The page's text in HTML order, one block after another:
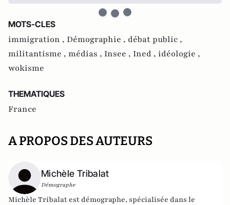
MOTS-CLES
immigration , Démographie , débat public ,
militantisme , médias , Insee , Ined , idéologie ,
wokisme
THEMATIQUES
France
A PROPOS DES AUTEURS
Michèle Tribalat
Démographe
Michèle Tribalat est démographe, spécialisée dans le